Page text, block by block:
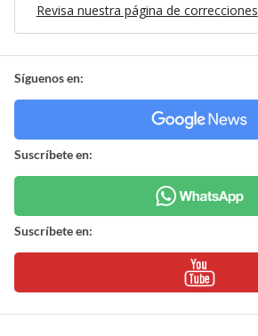
Revisa nuestra página de correcciones
Síguenos en:
Suscríbete en:
Suscríbete en: